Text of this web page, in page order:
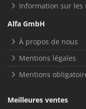
Information sur les
Alfa GmbH
À propos de nous
Mentions légales
Mentions
Meilleures ventes